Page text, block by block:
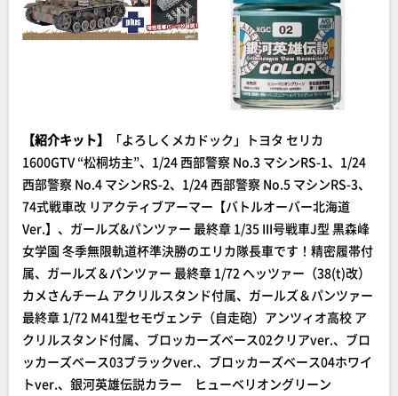
【紹介キット】
「よろしくメカドック」トヨタ セリカ
1600GTV “松桐坊主”、1/24 西部警察 No.3 マシンRS-1、1/24
西部警察 No.4 マシンRS-2、1/24 西部警察 No.5 マシンRS-3、
74式戦車改 リアクティブアーマー【バトルオーバー北海道
Ver.】、ガールズ&パンツァー 最終章 1/35 III号戦車J型 黒森峰
女学園 冬季無限軌道杯準決勝のエリカ隊長車です！精密履帯付
属、ガールズ＆パンツァー 最終章 1/72 ヘッツァー（38(t)改）
カメさんチーム アクリルスタンド付属、ガールズ＆パンツァー
最終章 1/72 M41型セモヴェンテ（自走砲）アンツィオ高校 ア
クリルスタンド付属、ブロッカーズベース02クリアver.、ブロ
ッカーズベース03ブラックver.、ブロッカーズベース04ホワイ
トver.、銀河英雄伝説カラー ヒューベリオングリーン